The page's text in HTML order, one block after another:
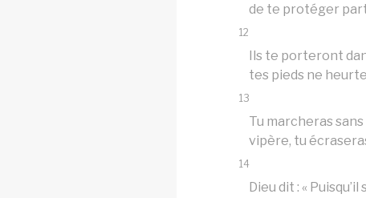
de te protéger
12
Ils te porteront
tes pieds ne
13
Tu marcheras
vipère, tu
14
Dieu dit : «